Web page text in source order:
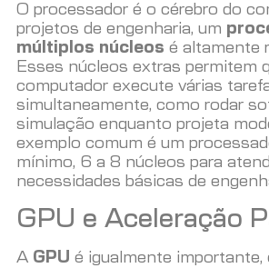
O processador é o cérebro do
projetos de engenharia, um
múltiplos núcleos é altamente
Esses núcleos extras permitem
computador execute várias
simultaneamente, como rodar
simulação enquanto projeta
exemplo comum é um
mínimo, 6 a 8 núcleos para
necessidades básicas de
GPU e Aceleração
A GPU é igualmente importante,